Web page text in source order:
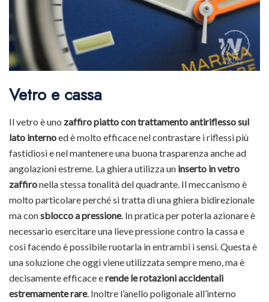
Vetro e cassa
Il vetro è uno zaffiro piatto con trattamento antiriflesso sul
lato internoed è molto efficace nel contrastare i riflessi più
fastidiosi e nel mantenere una buona trasparenza anche ad
angolazioni estreme. La ghiera utilizza un inserto in vetro
zaffironella stessa tonalità del quadrante. Il meccanismo è
molto particolare perché si tratta di una ghiera bidirezionale
ma consblocco a pressione. In pratica per poterla azionare è
necessario esercitare una lieve pressione contro la cassa e
così facendo è possibile ruotarla in entrambi i sensi. Questa è
una soluzione che oggi viene utilizzata sempre meno, ma è
decisamente efficace erende le rotazioni accidentali
estremamente rare. Inoltre l’anello poligonale all’interno